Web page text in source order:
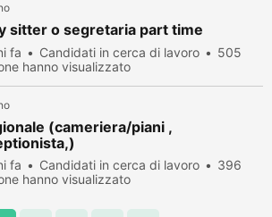
sitter o segretaria part time
fa Candidati in cerca di lavoro
505
hanno visualizzato
(cameriera/piani ,
fa Candidati in cerca di lavoro
396
hanno visualizzato